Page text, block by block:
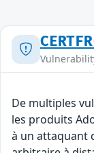
De multiples
les produits
à un attaquant